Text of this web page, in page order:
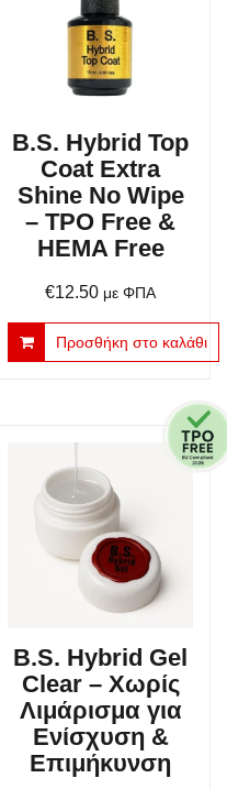
B.S. Hybrid Top
Coat Extra
Shine No Wipe
– TPO Free &
HEMA Free
€12.50 με ΦΠΑ
Προσθήκη στο καλάθι
B.S. Hybrid Gel
Clear – Χωρίς
Λιμάρισμα για
Ενίσχυση &
Επιμήκυνση